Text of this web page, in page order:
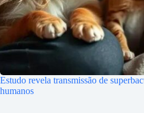
Estudo revela transmissão de
humanos